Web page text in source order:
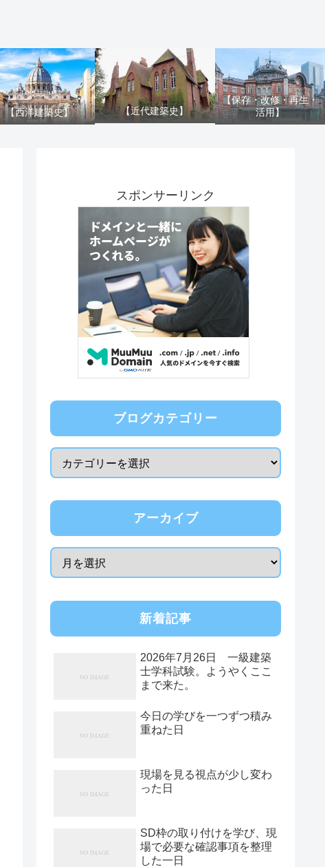
【西洋建築史】 【近代建築史】
【保存・改修・再生・
活用】
スポンサーリンク
ブログカテゴリー
アーカイブ
新着記事
2026年7月26日 一級建築
士学科試験。ようやくここ
まで来た。
今日の学びを一つずつ積み
重ねた日
現場を見る視点が少し変わ
った日
SD枠の取り付けを学び、現
場で必要な確認事項を整理
した一日